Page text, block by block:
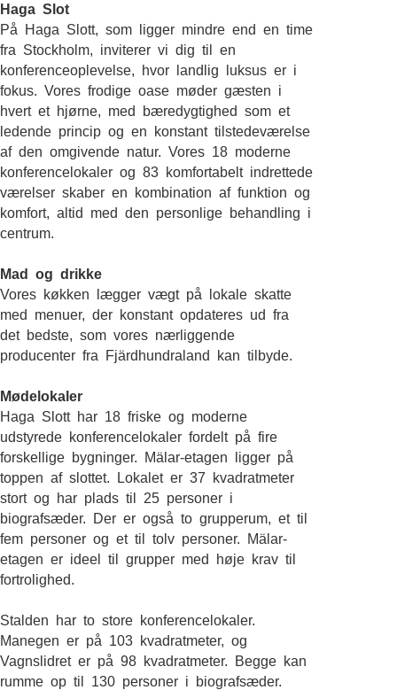
Haga Slot
På Haga Slott, som ligger mindre end en time
fra Stockholm, inviterer vi dig til en
konferenceoplevelse, hvor landlig luksus er i
fokus. Vores frodige oase møder gæsten i
hvert et hjørne, med bæredygtighed som et
ledende princip og en konstant tilstedeværelse
af den omgivende natur. Vores 18 moderne
konferencelokaler og 83 komfortabelt indrettede
værelser skaber en kombination af funktion og
komfort, altid med den personlige behandling i
centrum.
Mad og drikke
Vores køkken lægger vægt på lokale skatte
med menuer, der konstant opdateres ud fra
det bedste, som vores nærliggende
producenter fra Fjärdhundraland kan tilbyde.
Mødelokaler
Haga Slott har 18 friske og moderne
udstyrede konferencelokaler fordelt på fire
forskellige bygninger. Mälar-etagen ligger på
toppen af slottet. Lokalet er 37 kvadratmeter
stort og har plads til 25 personer i
biografsæder. Der er også to grupperum, et til
fem personer og et til tolv personer. Mälar-
etagen er ideel til grupper med høje krav til
fortrolighed.
Stalden har to store konferencelokaler.
Manegen er på 103 kvadratmeter, og
Vagnslidret er på 98 kvadratmeter. Begge kan
rumme op til 130 personer i biografsæder.